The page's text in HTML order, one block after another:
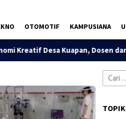
OTOMOTIF KAMPUSIANA
Desa Kuapan, Dosen dan
Cari
untuk: